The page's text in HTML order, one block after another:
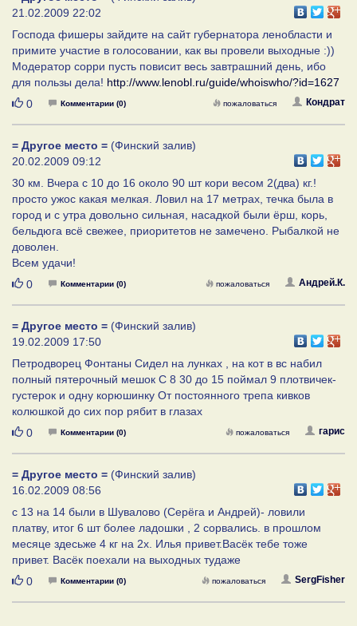
21.02.2009 22:02
Господа фишеры зайдите на сайт губернатора ленобласти и
примите участие в голосовании, как вы провели выходные :))
Модератор сорри пусть повисит весь завтрашний день, ибо
для пользы дела! http://www.lenobl.ru/guide/whoiswho/?id=1627
Нравится
0 Комментарии (0) Кондрат
пожаловаться
= Другое место = (Финский залив)
20.02.2009 09:12
30 км. Вчера с 10 до 16 около 90 шт кори весом 2(два) кг.!
просто ужос какая мелкая. Ловил на 17 метрах, течка была в
город и с утра довольно сильная, насадкой были ёрш, корь,
бельдюга всё свежее, приоритетов не замечено. Рыбалкой не
доволен.
Всем удачи!
Нравится
0 Комментарии (0) Андрей.К.
пожаловаться
= Другое место = (Финский залив)
19.02.2009 17:50
Петродворец Фонтаны Сидел на лунках , на кот в вс набил
полный пятерочный мешок С 8 30 до 15 поймал 9 плотвичек-
густерок и одну корюшинку От постоянного трепа кивков
колюшкой до сих пор рябит в глазах
Нравится
0 Комментарии (0) гарис
пожаловаться
= Другое место = (Финский залив)
16.02.2009 08:56
c 13 на 14 были в Шувалово (Серёга и Андрей)- ловили
платву, итог 6 шт более ладошки , 2 сорвались. в прошлом
месяце здесьже 4 кг на 2х. Илья привет.Васёк тебе тоже
привет. Васёк поехали на выходных тудаже
Нравится
0 Комментарии (0) SergFisher
пожаловаться